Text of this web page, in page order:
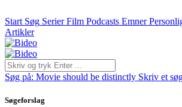
Start Søg Serier Film Podcasts Emner
Artikler
Søg på: Movie should be distinctly Skriv et
Søgeforslag